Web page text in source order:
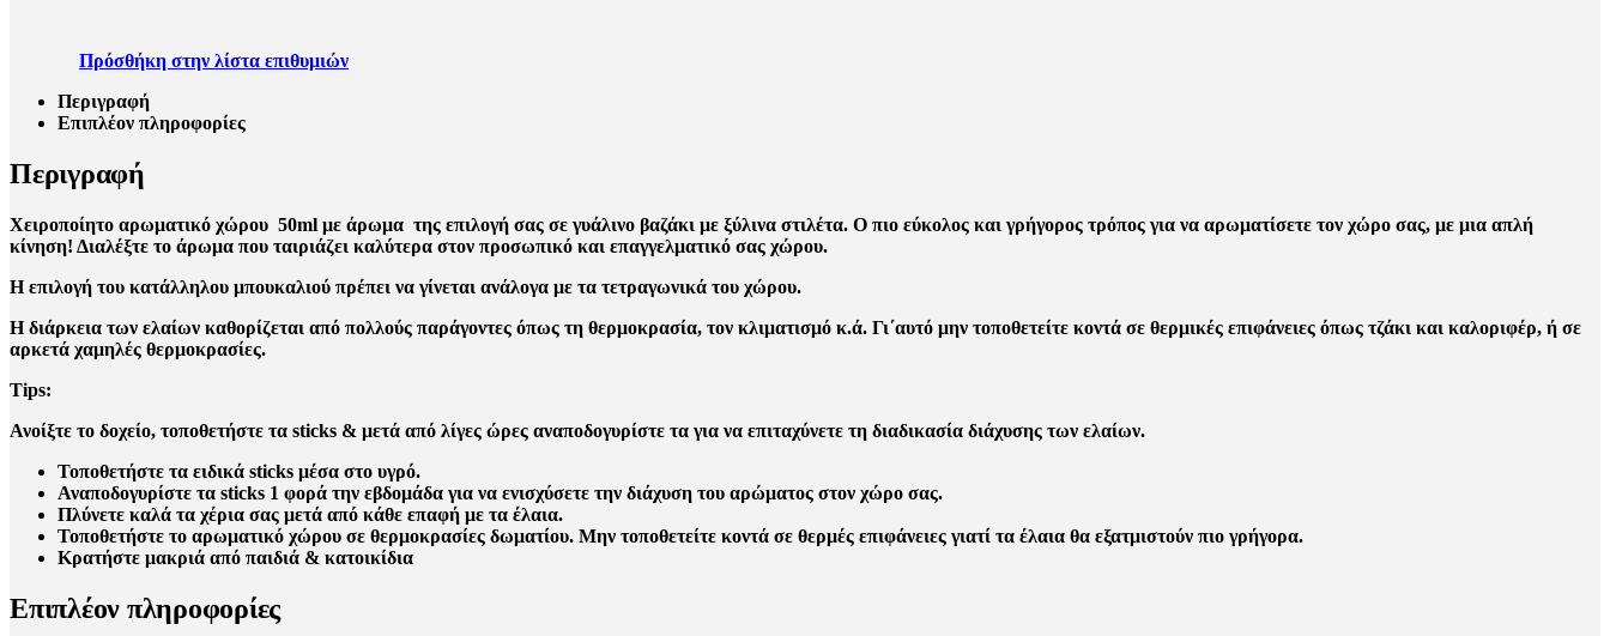
Πρόσθήκη στην λίστα επιθυμιών
Περιγραφή
Επιπλέον πληροφορίες
Περιγραφή
Χειροποίητο αρωματικό χώρου 50ml με άρωμα της επιλογή σας σε γυάλινο βαζάκι με ξύλινα στιλέτα. Ο πιο εύκολος και γρήγορος τρόπος για να αρωματίσετε τον χώρο σας, με μια απλή
κίνηση! Διαλέξτε το άρωμα που ταιριάζει καλύτερα στον προσωπικό και επαγγελματικό σας χώρου.
H επιλογή του κατάλληλου μπουκαλιού πρέπει να γίνεται ανάλογα με τα τετραγωνικά του χώρου.
Η διάρκεια των ελαίων καθορίζεται από πολλούς παράγοντες όπως τη θερμοκρασία, τον κλιματισμό κ.ά. Γι΄αυτό μην τοποθετείτε κοντά σε θερμικές επιφάνειες όπως τζάκι και καλοριφέρ, ή σε
αρκετά χαμηλές θερμοκρασίες.
Tips:
Ανοίξτε το δοχείο, τοποθετήστε τα sticks & μετά από λίγες ώρες αναποδογυρίστε τα για να επιταχύνετε τη διαδικασία διάχυσης των ελαίων.
Τοποθετήστε τα ειδικά sticks μέσα στο υγρό.
Αναποδογυρίστε τα sticks 1 φορά την εβδομάδα για να ενισχύσετε την διάχυση του αρώματος στον χώρο σας.
Πλύνετε καλά τα χέρια σας μετά από κάθε επαφή με τα έλαια.
Τοποθετήστε το αρωματικό χώρου σε θερμοκρασίες δωματίου. Μην τοποθετείτε κοντά σε θερμές επιφάνειες γιατί τα έλαια θα εξατμιστούν πιο γρήγορα.
Κρατήστε μακριά από παιδιά & κατοικίδια
Επιπλέον πληροφορίες